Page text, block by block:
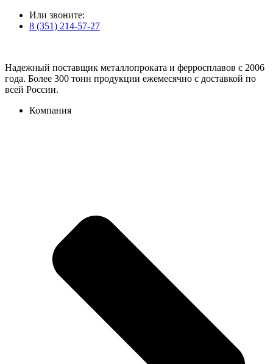
Или звоните:
8 (351) 214-57-27
Надежный поставщик металлопроката и ферросплавов с 2006
года. Более 300 тонн продукции ежемесячно с доставкой по
всей России.
Компания